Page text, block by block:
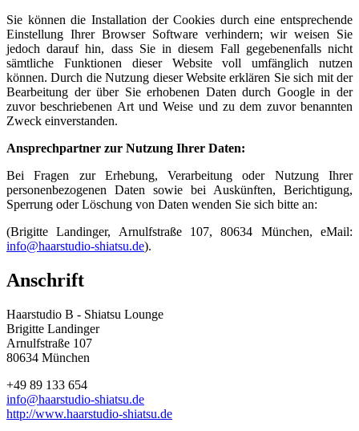
Sie können die Installation der Cookies durch eine entsprechende
Einstellung Ihrer Browser Software verhindern; wir weisen Sie
jedoch darauf hin, dass Sie in diesem Fall gegebenenfalls nicht
sämtliche Funktionen dieser Website voll umfänglich nutzen
können. Durch die Nutzung dieser Website erklären Sie sich mit der
Bearbeitung der über Sie erhobenen Daten durch Google in der
zuvor beschriebenen Art und Weise und zu dem zuvor benannten
Zweck einverstanden.
Ansprechpartner zur Nutzung Ihrer Daten:
Bei Fragen zur Erhebung, Verarbeitung oder Nutzung Ihrer
personenbezogenen Daten sowie bei Auskünften, Berichtigung,
Sperrung oder Löschung von Daten wenden Sie sich bitte an:
(Brigitte Landinger, Arnulfstraße 107, 80634 München, eMail:
info@haarstudio-shiatsu.de).
Anschrift
Haarstudio B - Shiatsu Lounge
Brigitte Landinger
Arnulfstraße 107
80634 München
+49 89 133 654
info@haarstudio-shiatsu.de
http://www.haarstudio-shiatsu.de